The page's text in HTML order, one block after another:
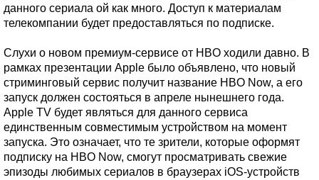
данного сериала ой как много. Доступ к материалам
телекомпании будет предоставляться по подписке.
Слухи о новом премиум-сервисе от HBO ходили давно. В
рамках презентации Apple было объявлено, что новый
стриминговый сервис получит название HBO Now, а его
запуск должен состояться в апреле нынешнего года.
Apple TV будет являться для данного сервиса
единственным совместимым устройством на момент
запуска. Это означает, что те зрители, которые оформят
подписку на HBO Now, смогут просматривать свежие
эпизоды любимых сериалов в браузерах iOS-устройств